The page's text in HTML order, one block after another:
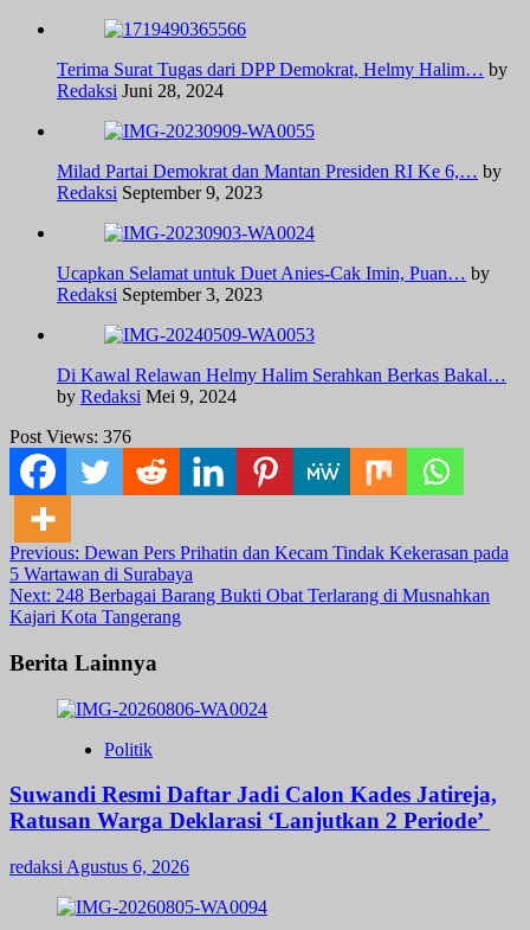
Terima Surat Tugas dari DPP Demokrat, Helmy Halim… by
Redaksi Juni 28, 2024
Milad Partai Demokrat dan Mantan Presiden RI Ke 6,… by
Redaksi September 9, 2023
Ucapkan Selamat untuk Duet Anies-Cak Imin, Puan… by
Redaksi September 3, 2023
Di Kawal Relawan Helmy Halim Serahkan Berkas Bakal…
by Redaksi Mei 9, 2024
Post Views: 376
Post
navigation
Previous: Dewan Pers Prihatin dan Kecam Tindak Kekerasan pada
5 Wartawan di Surabaya
Next: 248 Berbagai Barang Bukti Obat Terlarang di Musnahkan
Kajari Kota Tangerang
Berita Lainnya
Politik
Suwandi Resmi Daftar Jadi Calon Kades Jatireja,
Ratusan Warga Deklarasi ‘Lanjutkan 2 Periode’
redaksi Agustus 6, 2026